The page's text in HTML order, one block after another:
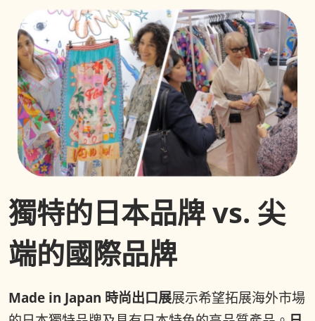
獨特的日本品牌 vs. 尖
端的國際品牌
Made in Japan 時尚出口展展示希望拓展海外市場